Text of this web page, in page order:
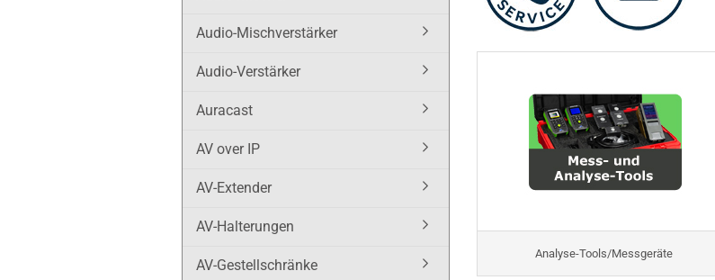
Analyse-Tools/Messgeräte
Audio-Mischverstärker
Audio-Verstärker
Auracast
AV over IP
AV-Extender
AV-Halterungen
AV-Gestellschränke